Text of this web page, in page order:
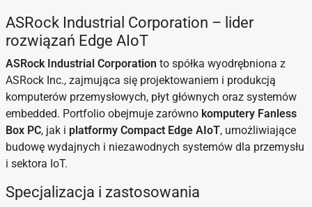
ASRock Industrial Corporation – lider
rozwiązań Edge AIoT
ASRock Industrial Corporation to spółka wyodrębniona z
ASRock Inc., zajmująca się projektowaniem i produkcją
komputerów przemysłowych, płyt głównych oraz systemów
embedded. Portfolio obejmuje zarówno komputery Fanless
Box PC, jak i platformy Compact Edge AIoT, umożliwiające
budowę wydajnych i niezawodnych systemów dla przemysłu
i sektora IoT.
Specjalizacja i zastosowania